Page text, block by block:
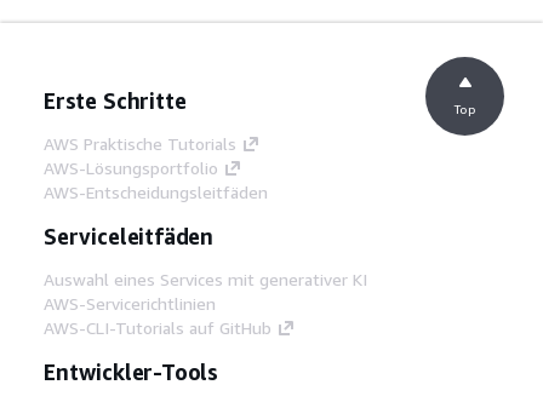
Erste Schritte
AWS Praktische Tutorials
AWS-Lösungsportfolio
AWS-Entscheidungsleitfäden
Serviceleitfäden
Auswahl eines Services mit generativer KI
AWS-Servicerichtlinien
AWS-CLI-Tutorials auf GitHub
Entwickler-Tools
Top